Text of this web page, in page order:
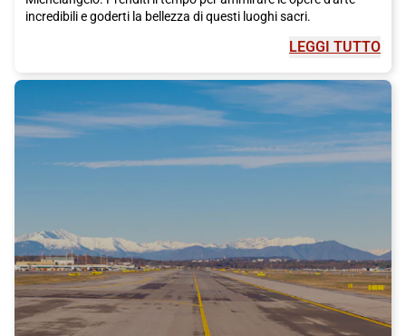
incredibili e goderti la bellezza di questi luoghi sacri.
Il Pantheon è un altro sito imperdibile. Questo antico tempio
Roma. È aperto al pubblico
gratuitamente e vale sicuramente la pena visitarlo.
Per un po' di fortuna, assicurati di visitare la Fontana di Trevi,
che è stata restaurata grazie agli investimenti della storica
maison italiana di moda Fendi. Fai un desiderio e lancia una
Se vuoi goderti una vista mozzafiato sulla città, sali al
Gianicolo. Da qui potrai ammirare i tetti diRomae ammirare il
panorama spettacolare. È il posto perfetto per una passeggiata
tranquilla o una breve sosta panoramica.
LEGGI TUTTO